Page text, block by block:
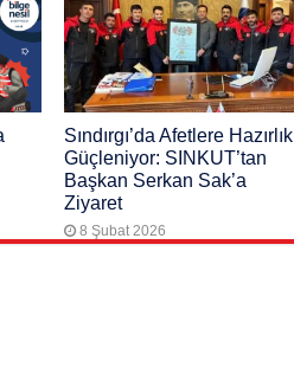
Sındırgı’da Afetlere Hazırlık
Güçleniyor: SINKUT’tan
Başkan Serkan Sak’a
Ziyaret
8 Şubat 2026